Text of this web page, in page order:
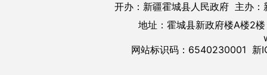
开办：新疆霍城县人民政府 主办
地址：霍城县新政府楼A楼
网站标识码：6540230001 新